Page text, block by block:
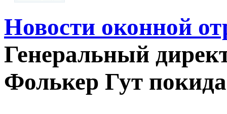
Новости оконной
Генеральный
Фолькер Гут